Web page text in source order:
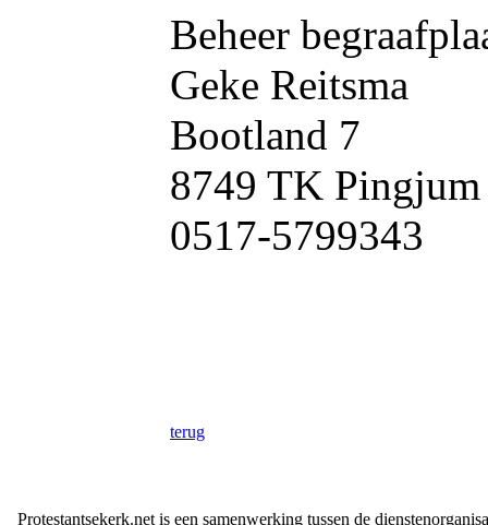
Beheer
Geke Reitsma
Bootland 7
8749 TK Pingjum
0517-5799343
terug
Protestantsekerk.net is een samenwerking tussen de